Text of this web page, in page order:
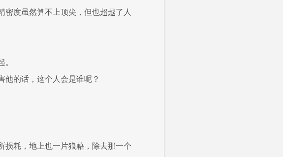
度虽然算不上顶尖，但也超越了人
。
他的话，这个人会是谁呢？
损耗，地上也一片狼藉，除去那一个